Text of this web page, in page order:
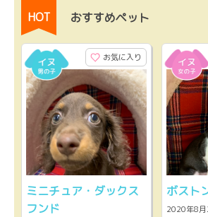
HOT おすすめペット
お気に入り
ミニチュア・ダックス
フンド
ボスト
2020年8